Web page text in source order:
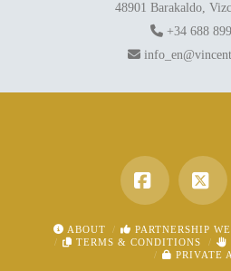
48901 Barakaldo,
+34 688
Facebook
X
ABOUT PARTNERSHIP
TERMS & CONDITIONS
PRIVATE